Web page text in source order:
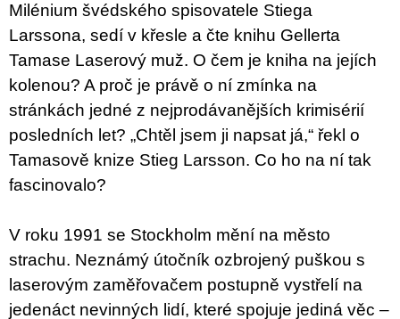
Milénium švédského spisovatele Stiega
Larssona, sedí v křesle a čte knihu Gellerta
Tamase Laserový muž. O čem je kniha na jejích
kolenou? A proč je právě o ní zmínka na
stránkách jedné z nejprodávanějších krimisérií
posledních let? „Chtěl jsem ji napsat já,“ řekl o
Tamasově knize Stieg Larsson. Co ho na ní tak
fascinovalo?
V roku 1991 se Stockholm mění na město
strachu. Neznámý útočník ozbrojený puškou s
laserovým zaměřovačem postupně vystřelí na
jedenáct nevinných lidí, které spojuje jediná věc –
BRUTAL
PRAGUE
165
Kč